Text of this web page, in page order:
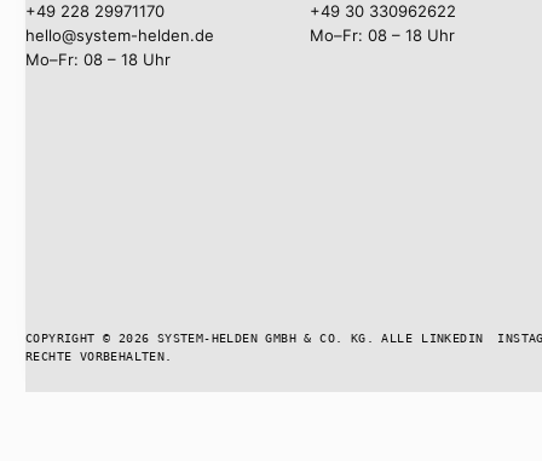
+49 228 29971170
hello@system-helden.de
Mo–Fr: 08 – 18 Uhr
+49 30 330962622
Mo–Fr: 08 – 18 Uhr
COPYRIGHT © 2026 SYSTEM-HELDEN GMBH & CO. KG. ALLE
RECHTE VORBEHALTEN.
LINKEDIN